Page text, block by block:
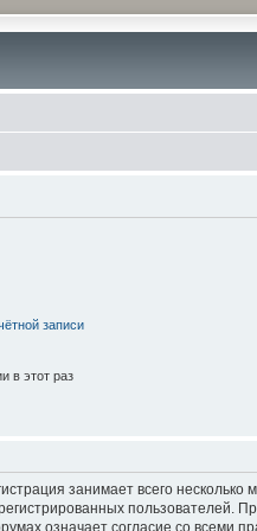
записи
в этот раз
занимает всего
пользователей.
означает согласие со всеми